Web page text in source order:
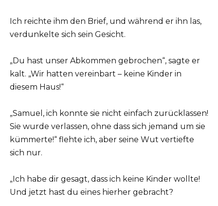
Ich reichte ihm den Brief, und während er ihn las,
verdunkelte sich sein Gesicht.
„Du hast unser Abkommen gebrochen“, sagte er
kalt. „Wir hatten vereinbart – keine Kinder in
diesem Haus!“
„Samuel, ich konnte sie nicht einfach zurücklassen!
Sie wurde verlassen, ohne dass sich jemand um sie
kümmerte!“ flehte ich, aber seine Wut vertiefte
sich nur.
„Ich habe dir gesagt, dass ich keine Kinder wollte!
Und jetzt hast du eines hierher gebracht?